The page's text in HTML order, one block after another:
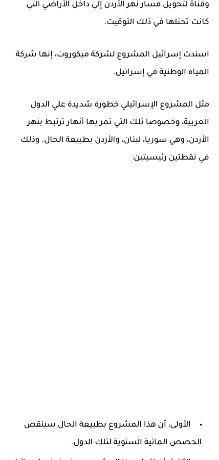
وقناة لتحويل مسار نهر الأردن إلي داخل الأراضي التي
كانت تحتلها في ذلك التوقيت.
اسندت إسرائيل المشروع لشركة ميكوروت، إنها شركة
المياه الوطنية في إسرائيل.
مثل المشروع الإسرائيلي خطورة شديدة علي الدول
العربية، وخصوصا تلك التي تمر بها أنهار ترتبط بنهر
الأردن، وهي سوريا، لبنان، والأردن بطبيعة الحال. وذلك
في نقطتين رئيسيتين:
الأولى: أن هذا المشروع بطبيعة الحال سينقص
الحصص المائية السنوية لتلك الدول.